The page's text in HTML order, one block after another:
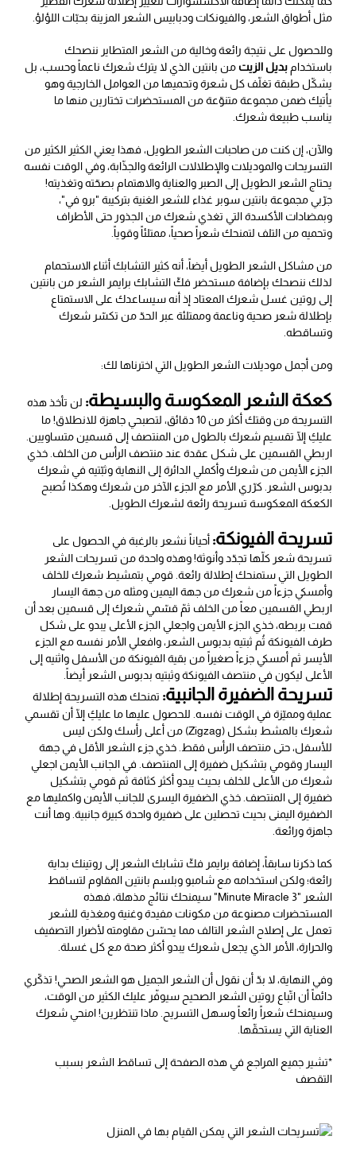
مثل أطواق الشعر، والفيونكات ودبابيس الشعر المزينة بحبّات اللؤلؤ.
وللحصول على نتيجة رائعة وخالية من الشعر المتطاير ننصحك
باستخدام بديل الزيت من بانتين الذي لا يترك شعرك ناعماً وحسب، بل
يشكّل طبقة تغلّف كل شعرة وتحميها من العوامل الخارجية وهو
يأتيك ضمن مجموعة متنوّعة من المستحضرات تختارين منها ما
يناسب طبيعة شعرك.
والآن، إن كنت من صاحبات الشعر الطويل، فهذا يعني الكثير الكثير من
التسريحات والموديلات والإطلالات الرائعة والجذّابة، وفي الوقت نفسه
يحتاج الشعر الطويل إلى الصبر والعناية والاهتمام بصحّته وتغذيته!
جرّبي مجموعة بانتين سوبر غذاء للشعر الغنية بتركيبة "برو في"،
وبمضادات الأكسدة التي تغذي شعرك من الجذور حتى الأطراف
وتحميه من التلف لتمنحك شعراً صحياً، ممتلئاً وقوياً.
من مشاكل الشعر الطويل أيضاً، أنه كثير التشابك أثناء الاستحمام
لذلك ننصحك بإضافة مستحضر فكّ التشابك برايمر الشعر من بانتين
إلى روتين غسل شعرك المعتاد إذ أنه سيساعدك على الاستمتاع
بإطلالة شعر صحية وناعمة وممتلئة عبر الحدّ من تكسّر شعرك
وتساقطه.
ومن أجمل موديلات الشعر الطويل التي اخترناها لك:
كعكة الشعر المعكوسة والبسيطة: لن تأخذ هذه
التسريحة من وقتك أكثر من 10 دقائق، لتصبحي جاهزة للانطلاق! ما
عليكِ إلّا تقسيم شعرك بالطول من المنتصف إلى قسمين متساويين.
اربطي القسمين على شكل عقدة عند منتصف الرأس من الخلف. خذي
الجزء الأيمن من شعرك وأكملي الدائرة إلى النهاية وثبّتيه في شعرك
بدبوس الشعر. كرّري الأمر مع الجزء الآخر من شعرك وهكذا تُصبح
الكعكة المعكوسة تسريحة رائعة لشعرك الطويل.
تسريحة الفيونكة: أحياناً نشعر بالرغبة في الحصول على
تسريحة شعر كلّها تجدّد وأنوثة! وهذه واحدة من تسريحات الشعر
الطويل التي ستمنحك إطلالة رائعة. قومي بتمشيط شعرك للخلف
وأمسكي جزءاً من شعرك من جهة اليمين ومثله من جهة اليسار
اربطي القسمين معاً من الخلف ثمّ قسّمي شعرك إلى قسمين بعد أن
قمت بربطه، خذي الجزء الأيمن واجعلي الجزء الأعلى يبدو على شكل
طرف الفيونكة ثُم ثبتيه بدبوس الشعر، وافعلي الأمر نفسه مع الجزء
الأيسر ثم أمسكي جزءاً صغيراً من بقية الفيونكة من الأسفل واثنيه إلى
الأعلى ليكون في منتصف الفيونكة وثبتيه بدبوس الشعر أيضاً.
تسريحة الضفيرة الجانبية: تمنحك هذه التسريحة إطلالة
عملية ومميّزة في الوقت نفسه. للحصول عليها ما عليكِ إلّا أن تقسمي
شعرك بالمشط بشكل (Zigzag) من أعلى رأسك ولكن ليس
للأسفل، حتى منتصف الرأس فقط. خذي جزء الشعر الأقل في جهة
اليسار وقومي بتشكيل ضفيرة إلى المنتصف. في الجانب الأيمن اجعلي
شعرك من الأعلى للخلف بحيث يبدو أكثر كثافة ثم قومي بتشكيل
ضفيرة إلى المنتصف. خذي الضفيرة اليسرى للجانب الأيمن واكمليها مع
الضفيرة اليمنى بحيث تحصلين على ضفيرة واحدة كبيرة جانبية. وها أنت
جاهزة ورائعة.
كما ذكرنا سابقاً، إضافة برايمر فكّ تشابك الشعر إلى روتينك بداية
رائعة؛ ولكن استخدامه مع شامبو وبلسم بانتين المقاوم لتساقط
الشعر "3 Minute Miracle" سيمنحك نتائج مذهلة، فهذه
المستحضرات مصنوعة من مكونات مفيدة وغنية ومغذية للشعر
تعمل على إصلاح الشعر التالف مما يحسّن مقاومته لأضرار التصفيف
والحرارة، الأمر الذي يجعل شعرك يبدو أكثر صحة مع كل غسلة.
وفي النهاية، لا بدّ أن نقول أن الشعر الجميل هو الشعر الصحي! تذكّري
دائماً أن اتّباع روتين الشعر الصحيح سيوفّر عليك الكثير من الوقت،
وسيمنحك شعراً رائعاً وسهل التسريح. ماذا تنتظرين! امنحي شعرك
العناية التي يستحقّها.
*تشير جميع المراجع في هذه الصفحة إلى تساقط الشعر بسبب
التقصف